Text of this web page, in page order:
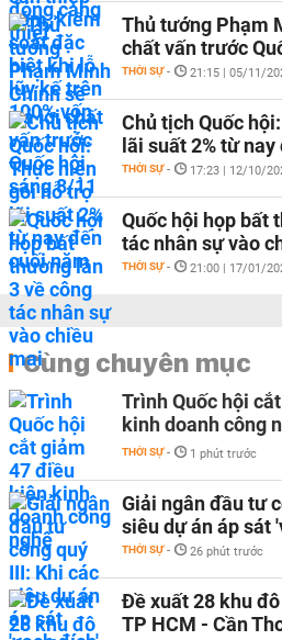
Thủ tướng Phạm
chất vấn trước
THỜI SỰ - 21:15 | 05/11/
Chủ tịch Quốc
lãi suất 2% từ
THỜI SỰ - 17:23 | 12/10/
Quốc hội họp bất
tác nhân sự vào
THỜI SỰ - 21:00 | 17/01/
Cùng chuyên mục
Trình Quốc hội
kinh doanh công
THỜI SỰ - 1 phút trước
Giải ngân đầu tư
siêu dự án áp sát
THỜI SỰ - 26 phút trước
Đề xuất 28 khu
TP HCM - Cần